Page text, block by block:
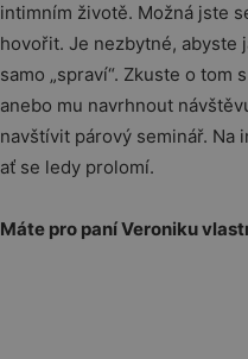
intimním životě. Možná jste
hovořit. Je nezbytné, abyste
samo „spraví“. Zkuste o
anebo mu navrhnout
navštívit párový seminář. Na
ať se ledy prolomí.
Máte pro paní Veroniku